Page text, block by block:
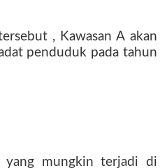
, Kawasan A akan
penduduk pada tahun
mungkin terjadi di